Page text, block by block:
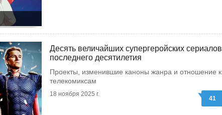
Десять величайших супергеройских сериалов
последнего десятилетия
Проекты, изменившие каноны жанра и отношение к
телекомиксам
18 ноября 2025 г.
41